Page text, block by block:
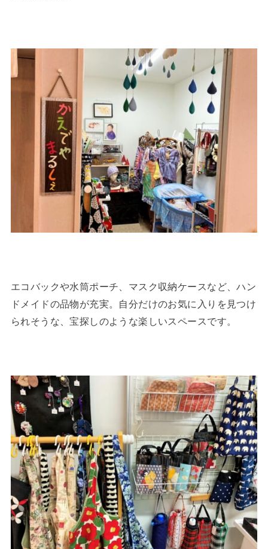
エコバックや水筒ポーチ、マスク収納ケースなど、ハン
ドメイドの品物が充実。自分だけのお気に入りを見つけ
られそうな、宝探しのような楽しいスペースです。